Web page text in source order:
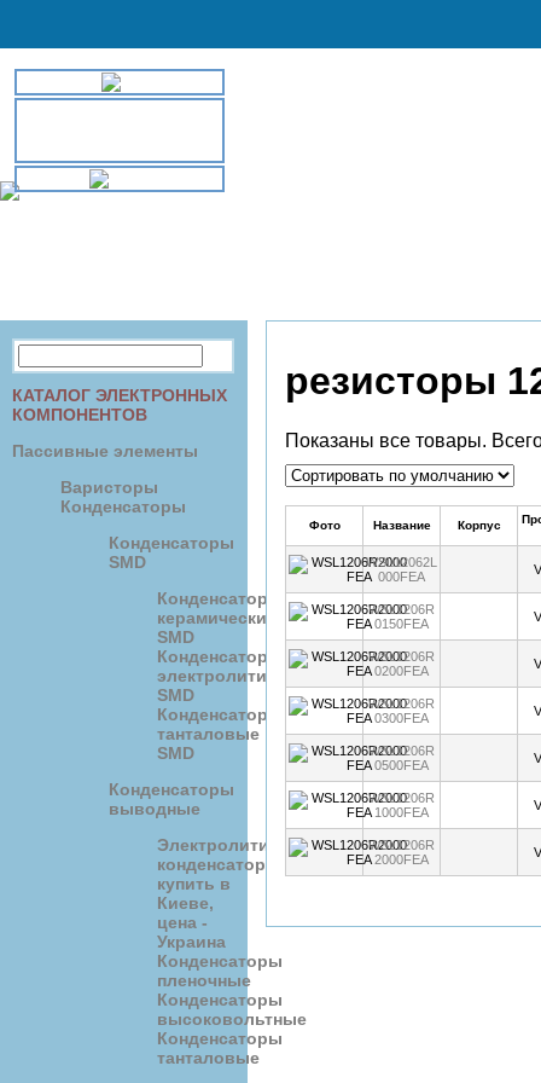
КАТАЛОГ ЭЛЕКТРОННЫХ
КОМПОНЕНТОВ
Паccивные элементы
Варисторы
Конденсаторы
Конденсаторы
SMD
Конденсаторы
керамические
SMD
Конденсаторы
электролитические
SMD
Конденсаторы
танталовые
SMD
Конденсаторы
выводные
Электролитические
конденсаторы
купить в
Киеве,
цена -
Украина
Конденсаторы
пленочные
Конденсаторы
высоковольтные
Конденсаторы
танталовые
резисторы
Показаны все товары.
Фото Название Корпус
WSL12062L
000FEA
WSL1206R
0150FEA
WSL1206R
0200FEA
WSL1206R
0300FEA
WSL1206R
0500FEA
WSL1206R
1000FEA
WSL1206R
2000FEA